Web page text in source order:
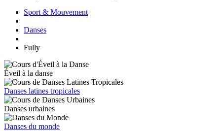
Sport & Mouvement
Danses
Fully
Éveil à la danse
Danses latines tropicales
Danses urbaines
Danses du monde